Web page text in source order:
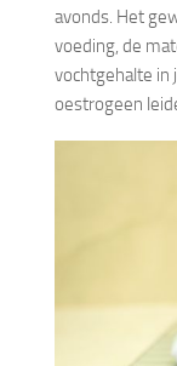
avonds. Het
voeding, de
vochtgehalte in
oestrogeen